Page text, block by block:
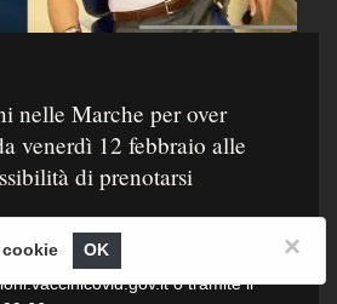
nelle Marche per over
venerdì 12 febbraio alle
di prenotarsi
prenotare le vaccinazioni anti-
delle
o tramite il
OK ×